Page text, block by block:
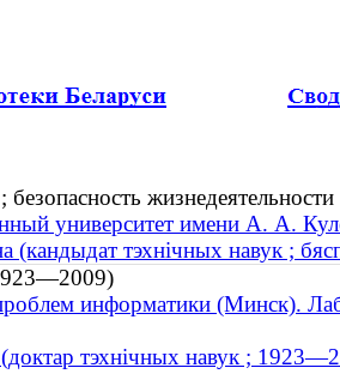
университет имени А. А.
(кандыдат тэхнічных навук ;
информатики (Минск).
тэхнічных навук ;